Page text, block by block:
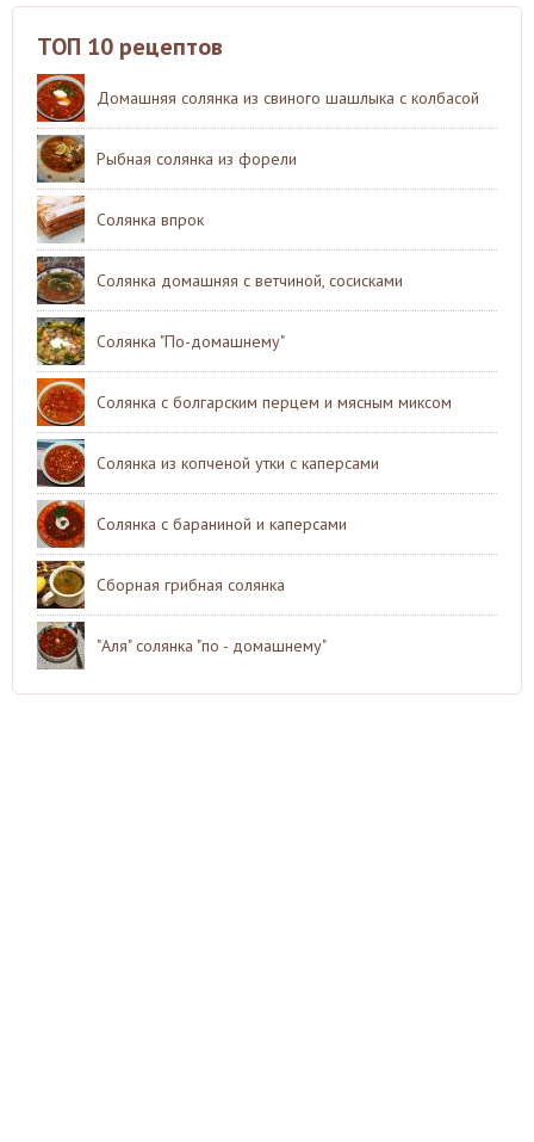
ТОП 10 рецептов
Домашняя солянка из свиного шашлыка с колбасой
Рыбная солянка из форели
Солянка впрок
Солянка домашняя с ветчиной, сосисками
Солянка "По-домашнему"
Солянка с болгарским перцем и мясным миксом
Солянка из копченой утки с каперсами
Солянка с бараниной и каперсами
Сборная грибная солянка
"Аля" солянка "по - домашнему"